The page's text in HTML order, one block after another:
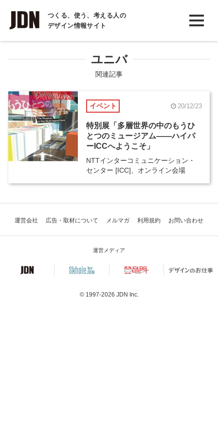
つくる、使う、考える人の
デザイン情報サイト
INTERVIEW
インタビュー
COLUMN
コラム
ユニバ
関連記事
イベント 20/12/23
特別展「多層世界の中のもうひ
とつのミュージアム——ハイパ
ーICCへようこそ」
NTTインターコミュニケーション・
センター [ICC]、オンライン会場
運営会社 広告・取材について メルマガ 利用規約 お問い合わせ
運営メディア
© 1997-2026 JDN Inc.